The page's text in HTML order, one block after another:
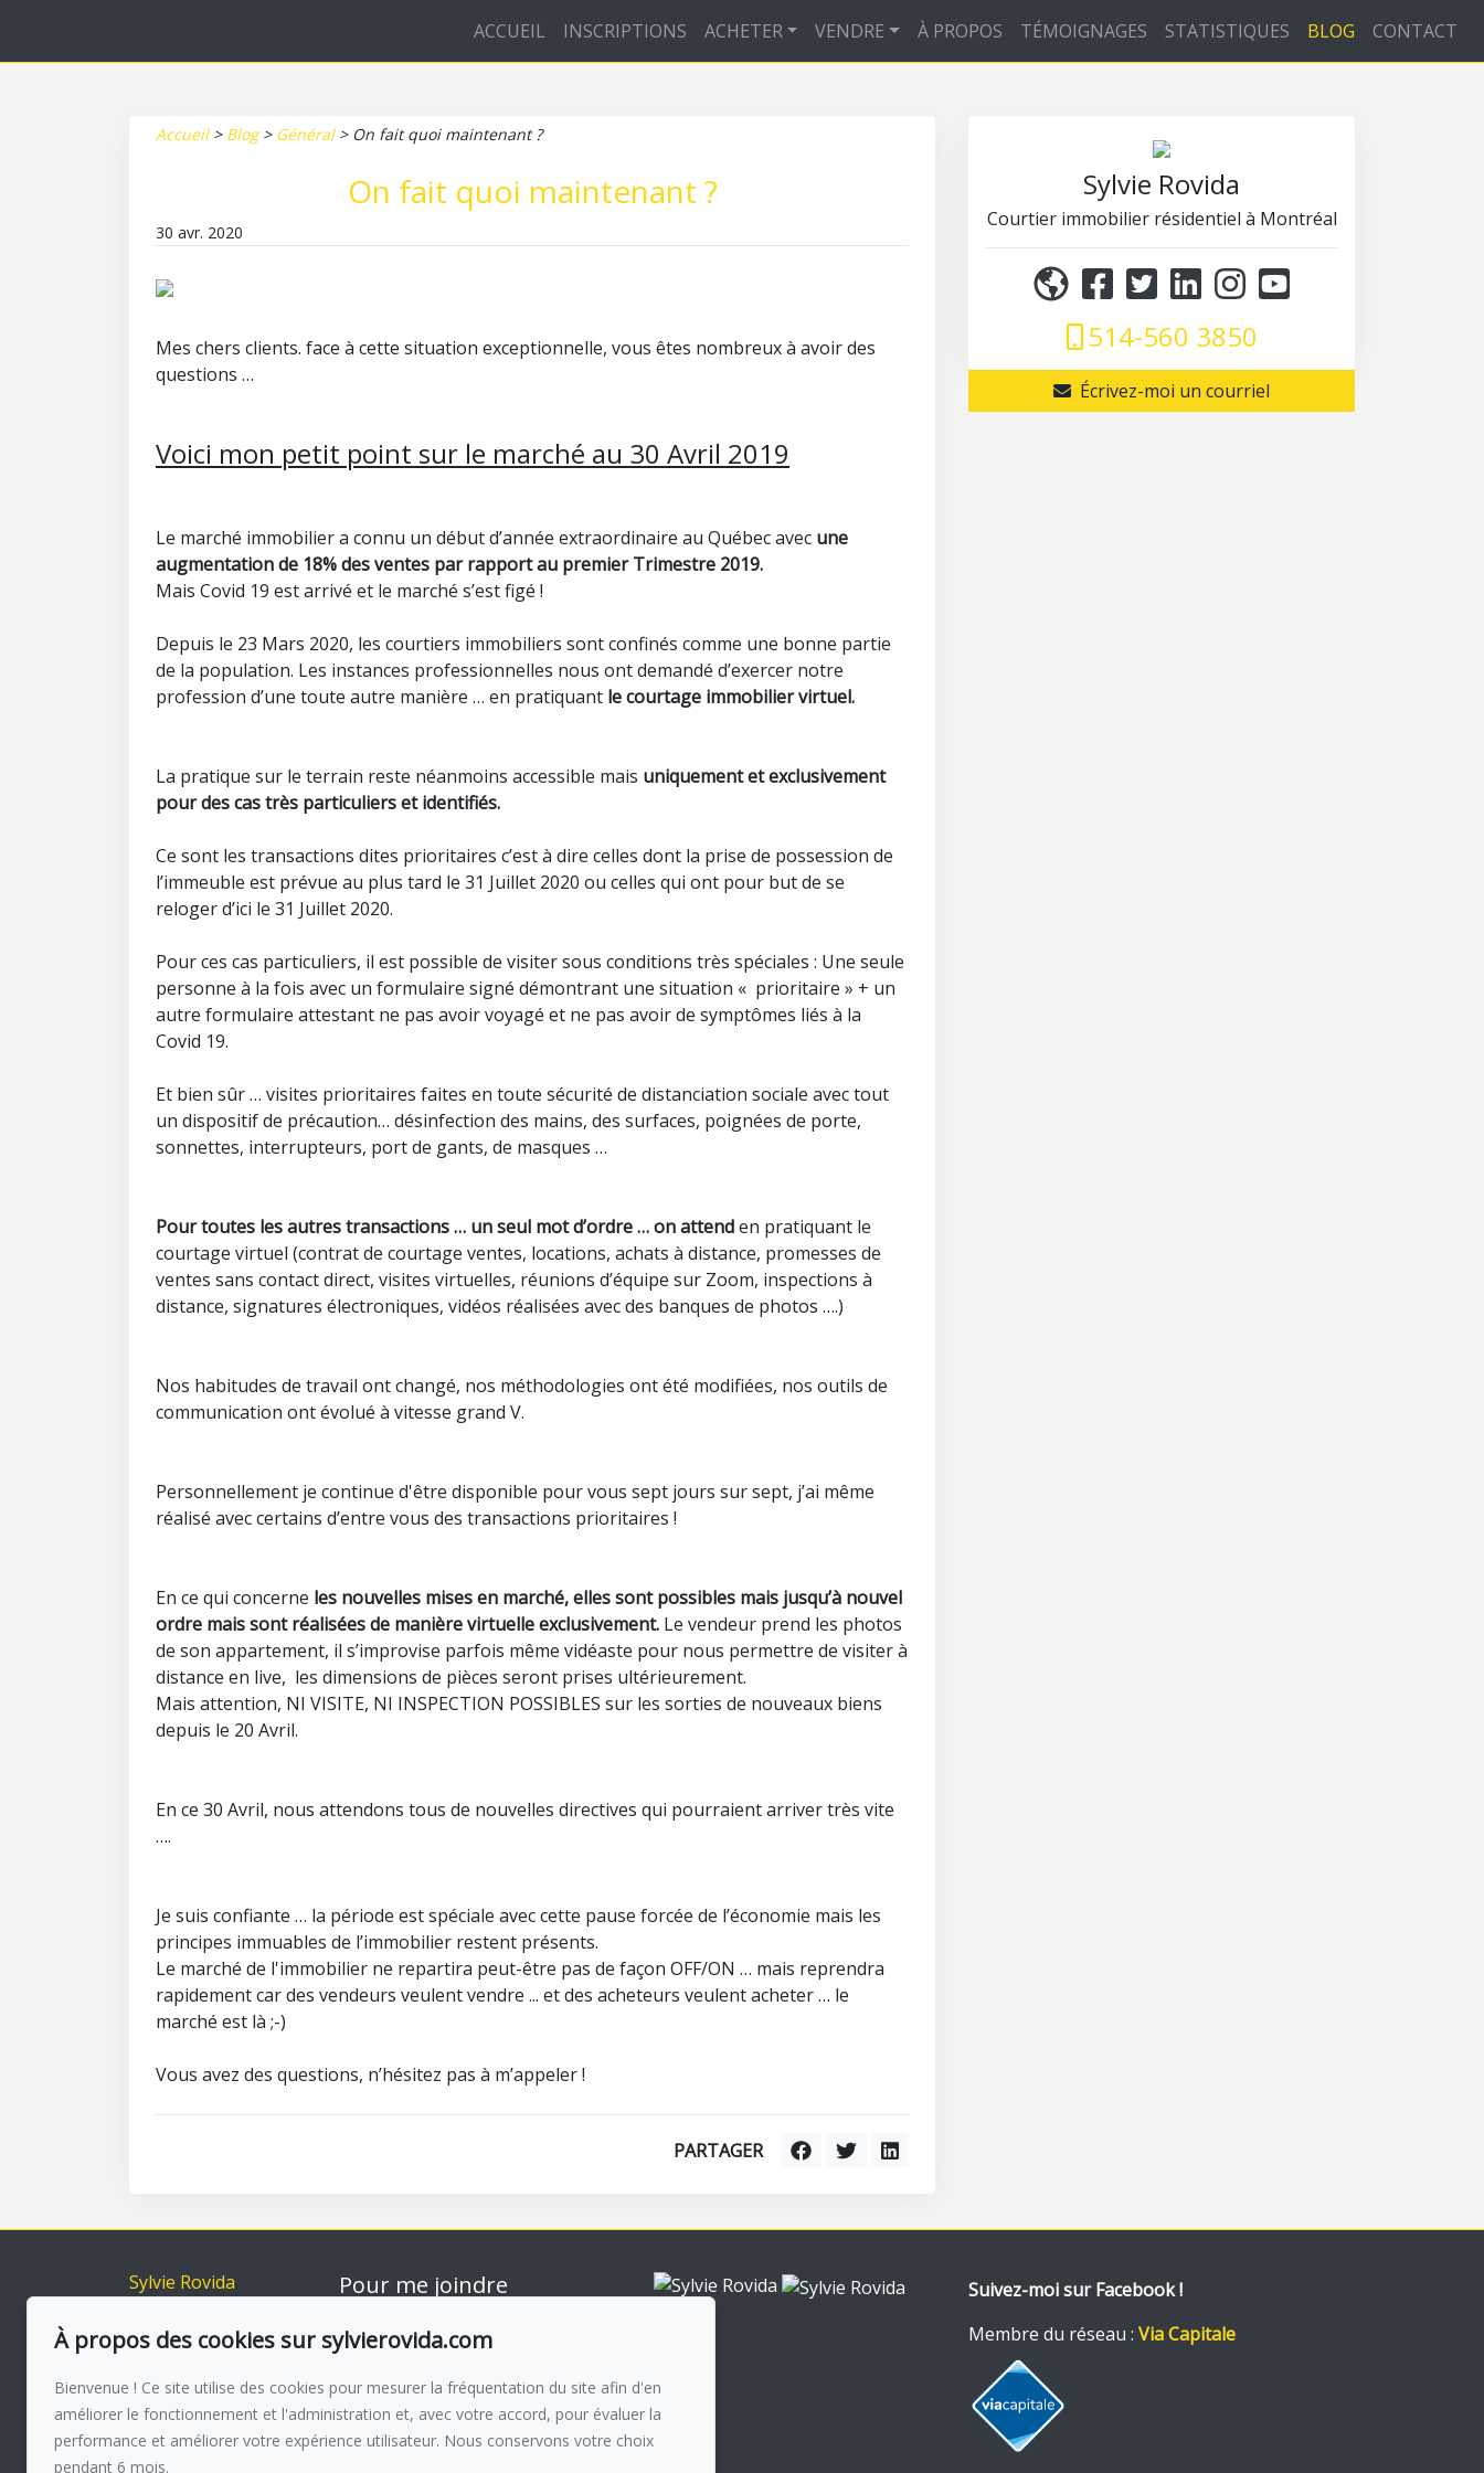
ACCUEIL INSCRIPTIONS ACHETER VENDRE À PROPOS TÉMOIGNAGES STATISTIQUES BLOG CONTACT
Accueil > Blog > Général > On fait quoi maintenant ?
On fait quoi maintenant ?
30 avr. 2020
Mes chers clients. face à cette situation exceptionnelle, vous êtes nombreux à avoir des
questions …
Voici mon petit point sur le marché au 30 Avril 2019
Le marché immobilier a connu un début d’année extraordinaire au Québec avec une
augmentation de 18% des ventes par rapport au premier Trimestre 2019.
Mais Covid 19 est arrivé et le marché s’est figé !
Depuis le 23 Mars 2020, les courtiers immobiliers sont confinés comme une bonne partie
de la population. Les instances professionnelles nous ont demandé d’exercer notre
profession d’une toute autre manière … en pratiquant le courtage immobilier virtuel.
La pratique sur le terrain reste néanmoins accessible mais uniquement et exclusivement
pour des cas très particuliers et identifiés.
Ce sont les transactions dites prioritaires c’est à dire celles dont la prise de possession de
l’immeuble est prévue au plus tard le 31 Juillet 2020 ou celles qui ont pour but de se
reloger d’ici le 31 Juillet 2020.
Pour ces cas particuliers, il est possible de visiter sous conditions très spéciales : Une seule
personne à la fois avec un formulaire signé démontrant une situation « prioritaire » + un
autre formulaire attestant ne pas avoir voyagé et ne pas avoir de symptômes liés à la
Covid 19.
Et bien sûr … visites prioritaires faites en toute sécurité de distanciation sociale avec tout
un dispositif de précaution… désinfection des mains, des surfaces, poignées de porte,
sonnettes, interrupteurs, port de gants, de masques …
Pour toutes les autres transactions … un seul mot d’ordre … on attenden pratiquant le
courtage virtuel (contrat de courtage ventes, locations, achats à distance, promesses de
ventes sans contact direct, visites virtuelles, réunions d’équipe sur Zoom, inspections à
distance, signatures électroniques, vidéos réalisées avec des banques de photos ….)
Nos habitudes de travail ont changé, nos méthodologies ont été modifiées, nos outils de
communication ont évolué à vitesse grand V.
Personnellement je continue d'être disponible pour vous sept jours sur sept, j’ai même
réalisé avec certains d’entre vous des transactions prioritaires !
En ce qui concerne les nouvelles mises en marché, elles sont possibles mais jusqu’à nouvel
ordre maissont réalisées de manière virtuelle exclusivement. Le vendeur prend les photos
de son appartement, il s’improvise parfois même vidéaste pour nous permettre de visiter à
distance en live, les dimensions de pièces seront prises ultérieurement.
Mais attention, NI VISITE, NI INSPECTION POSSIBLES sur les sorties de nouveaux biens
depuis le 20 Avril.
En ce 30 Avril, nous attendons tous de nouvelles directives qui pourraient arriver très vite
….
Je suis confiante … la période est spéciale avec cette pause forcée de l’économie mais les
principes immuables de l’immobilier restent présents.
Le marché de l'immobilier ne repartira peut-être pas de façon OFF/ON … mais reprendra
rapidement car des vendeurs veulent vendre ... et des acheteurs veulent acheter … le
marché est là ;-)
Vous avez des questions, n’hésitez pas à m’appeler !
PARTAGER
Sylvie Rovida
Courtier immobilier résidentiel à Montréal
514-560 3850
Écrivez-moi un courriel
Sylvie Rovida
Inscriptions
Vendre
À propos
Témoignages
Pour me joindre
514-560 3850
Écrivez-moi un courriel
Suivez-moi sur Facebook !
Membre du réseau : Via Capitale
À propos des cookies sur sylvierovida.com
Bienvenue ! Ce site utilise des cookies pour mesurer la fréquentation du site afin d'en
améliorer le fonctionnement et l'administration et, avec votre accord, pour évaluer la
performance et améliorer votre expérience utilisateur. Nous conservons votre choix
pendant 6 mois.